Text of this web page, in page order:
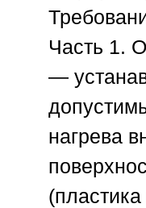
Часть 1.
—
нагрева